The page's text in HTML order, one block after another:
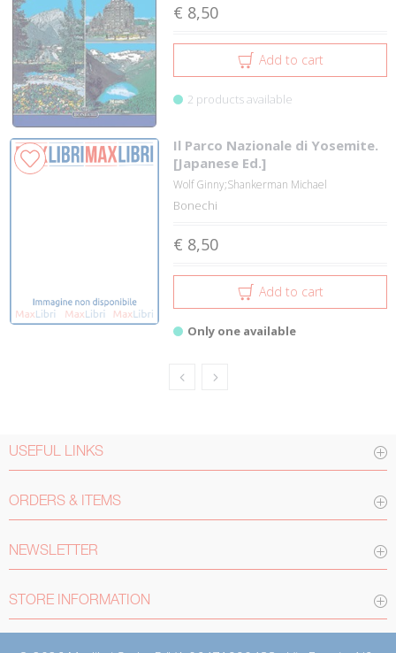
€ 8,50
Add to cart
2 products available
Il Parco Nazionale di Yosemite.
[Japanese Ed.]
Wolf Ginny;Shankerman Michael
Bonechi
€ 8,50
Add to cart
Only one available
USEFUL LINKS
ORDERS & ITEMS
NEWSLETTER
STORE INFORMATION